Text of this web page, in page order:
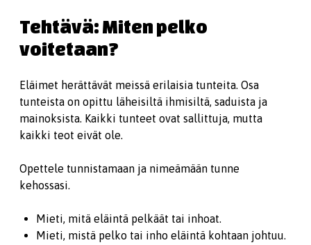
Tehtävä: Miten pelko
voitetaan?
Eläimet herättävät meissä erilaisia tunteita. Osa
tunteista on opittu läheisiltä ihmisiltä, saduista ja
mainoksista. Kaikki tunteet ovat sallittuja, mutta
kaikki teot eivät ole.
Opettele tunnistamaan ja nimeämään tunne
kehossasi.
Mieti, mitä eläintä pelkäät tai inhoat.
Mieti, mistä pelko tai inho eläintä kohtaan johtuu.